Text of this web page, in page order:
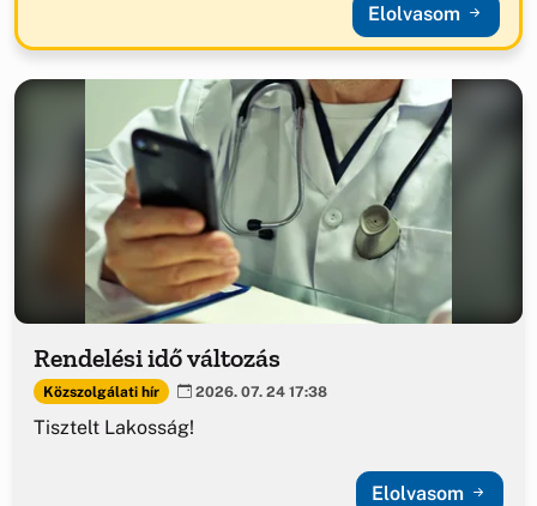
Elolvasom
Rendelési idő változás
Közszolgálati hír 2026. 07. 24 17:38
Tisztelt Lakosság!
Elolvasom